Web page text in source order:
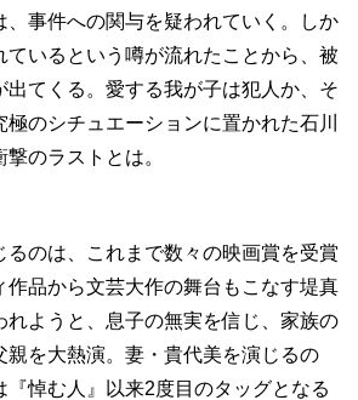
、事件への関与を疑われていく。しか
ているという噂が流れたことから、被
出てくる。愛する我が子は犯人か、そ
のシチュエーションに置かれた石川
のラストとは。
るのは、これまで数々の映画賞を受賞
作品から文芸大作の舞台もこなす堤真
れようと、息子の無実を信じ、家族の
親を大熱演。妻・貴代美を演じるの
『悼む人』以来2度目のタッグとなる